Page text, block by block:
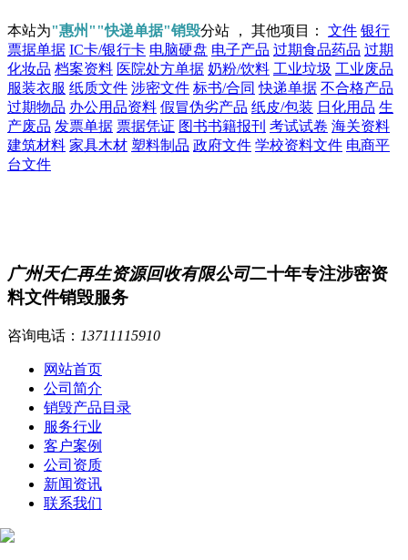
本站为"惠州""快递单据"销毁分站 ， 其他项目： 文件 银行
票据单据 IC卡/银行卡 电脑硬盘 电子产品 过期食品药品 过期
化妆品 档案资料 医院处方单据 奶粉/饮料 工业垃圾 工业废品
服装衣服 纸质文件 涉密文件 标书/合同 快递单据 不合格产品
过期物品 办公用品资料 假冒伪劣产品 纸皮/包装 日化用品 生
产废品 发票单据 票据凭证 图书书籍报刊 考试试卷 海关资料
建筑材料 家具木材 塑料制品 政府文件 学校资料文件 电商平
台文件
广州天仁再生资源回收有限公司二十年专注涉密资
料文件销毁服务
咨询电话： 13711115910
网站首页
公司简介
销毁产品目录
服务行业
客户案例
公司资质
新闻资讯
联系我们